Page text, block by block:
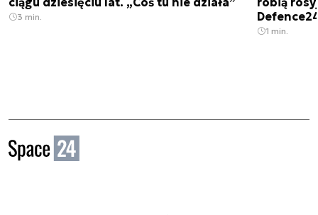
3 min.
1 min.